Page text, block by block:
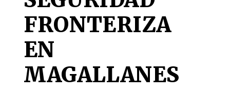
FRONTERIZA
EN
MAGALLANES